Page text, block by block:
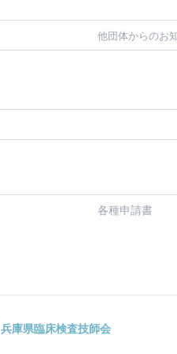
他団体からのお
各種申請書
兵庫県臨床検査技師会